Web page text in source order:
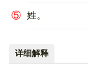
⑤ 姓。
详细解释